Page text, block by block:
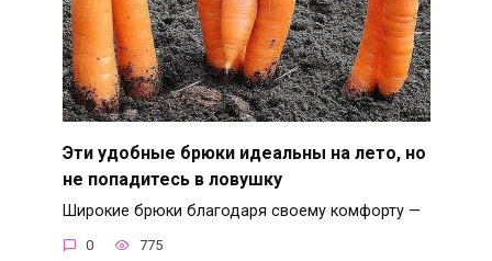
Эти удобные брюки идеальны на лето, но
не попадитесь в ловушку
Широкие брюки благодаря своему комфорту —
0 775